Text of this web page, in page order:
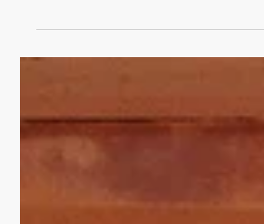
neues modernes Aussehen. 5
entstehen. Jung, frisch